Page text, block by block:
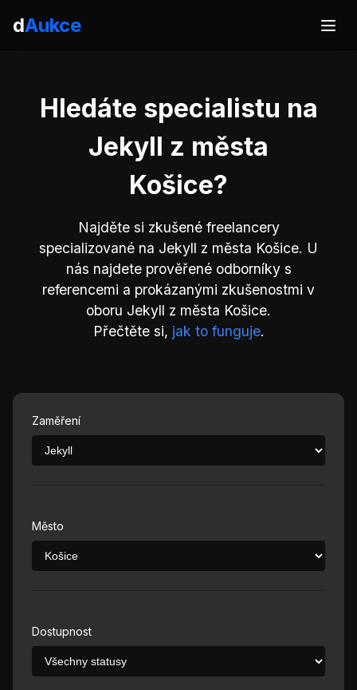
dAukce
Hledáte specialistu na
Jekyll z města
Košice?
Najděte si zkušené freelancery
specializované na Jekyll z města Košice. U
nás najdete prověřené odborníky s
referencemi a prokázanými zkušenostmi v
oboru Jekyll z města Košice.
Přečtěte si, jak to funguje.
Zaměření
Město
Dostupnost